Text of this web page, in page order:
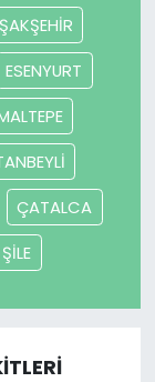
ESENYURT
ÇATALCA
ŞİLE